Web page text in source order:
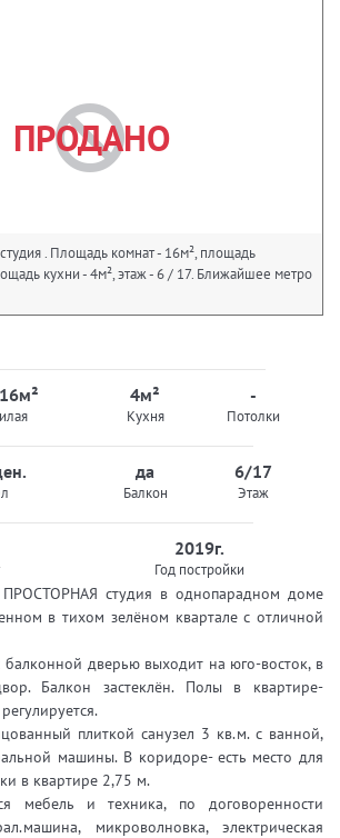
ПРОДАНО
. Площадь комнат - 16м², площадь
кухни - 4м², этаж - 6 / 17. Ближайшее метро
4м²
Кухня
-
Потолки
да
Балкон
6/17
Этаж
2019г.
Год постройки
студия в однопарадном доме
в тихом зелёном квартале с отличной
балконной дверью выходит на юго-восток, в
Балкон застеклён. Полы в квартире-
плиткой санузел 3 кв.м. с ванной,
машины. В коридоре- есть место для
в квартире 2,75 м.
мебель и техника, по договоренности
микроволновка, электрическая